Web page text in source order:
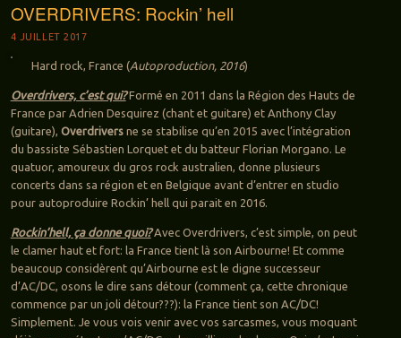
OVERDRIVERS: Rockin’ hell
4 JUILLET 2017
Hard rock, France (Autoproduction, 2016)
Overdrivers, c’est qui?Formé en 2011 dans la Région des Hauts de
France par Adrien Desquirez (chant et guitare) et Anthony Clay
(guitare), Overdriversne se stabilise qu’en 2015 avec l’intégration
du bassiste Sébastien Lorquet et du batteur Florian Morgano. Le
quatuor, amoureux du gros rock australien, donne plusieurs
concerts dans sa région et en Belgique avant d’entrer en studio
pour autoproduire Rockin’ hell qui parait en 2016.
Rockin’hell, ça donne quoi?Avec Overdrivers, c’est simple, on peut
le clamer haut et fort: la France tient là son Airbourne! Et comme
beaucoup considèrent qu’Airbourne est le digne successeur
d’AC/DC, osons le dire sans détour (comment ça, cette chronique
commence par un joli détour???): la France tient son AC/DC!
Simplement. Je vous vois venir avec vos sarcasmes, vous moquant